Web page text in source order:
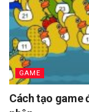
GAME
Cách tạo game